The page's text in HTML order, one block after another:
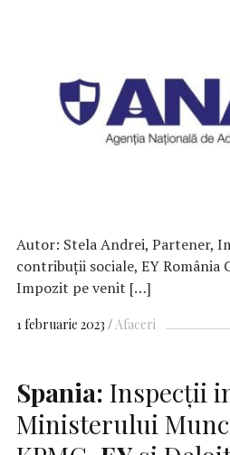
Autor: Stela Andrei, Partener,
contribuţii sociale, EY România
Impozit pe venit […]
1 februarie 2023 Afaceri
Spania: Inspecţii
Ministerului